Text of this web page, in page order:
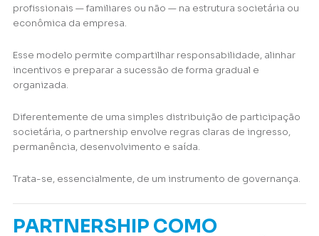
profissionais — familiares ou não — na estrutura societária ou
econômica da empresa.
Esse modelo permite compartilhar responsabilidade, alinhar
incentivos e preparar a sucessão de forma gradual e
organizada.
Diferentemente de uma simples distribuição de participação
societária, o partnership envolve regras claras de ingresso,
permanência, desenvolvimento e saída.
Trata-se, essencialmente, de um instrumento de governança.
PARTNERSHIP COMO